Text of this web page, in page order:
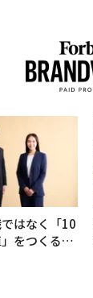
はなく「10
をつくる─